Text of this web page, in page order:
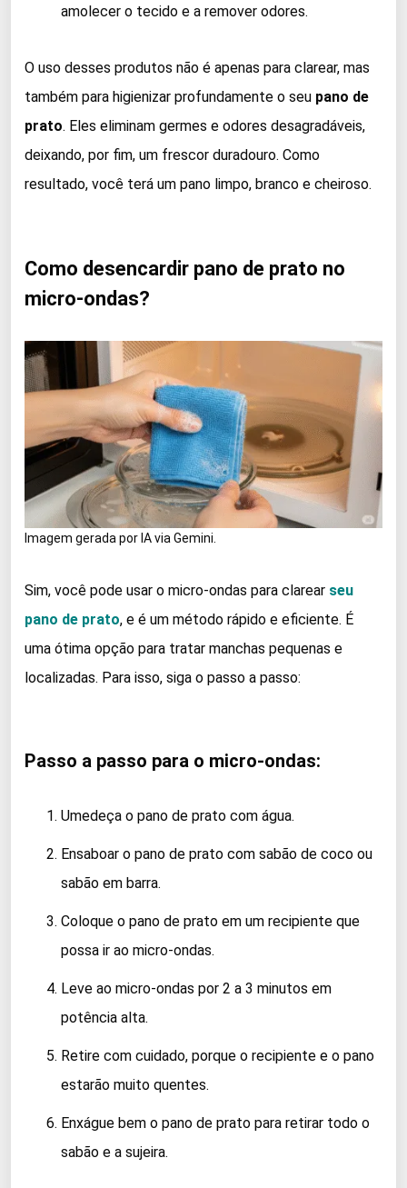
amolecer o tecido e a remover odores.
O uso desses produtos não é apenas para clarear, mas
também para higienizar profundamente o seu pano de
prato. Eles eliminam germes e odores desagradáveis,
deixando, por fim, um frescor duradouro. Como
resultado, você terá um pano limpo, branco e cheiroso.
Como desencardir pano de prato no
micro-ondas?
Imagem gerada por IA via Gemini.
Sim, você pode usar o micro-ondas para clarear seu
pano de prato, e é um método rápido e eficiente. É
uma ótima opção para tratar manchas pequenas e
localizadas. Para isso, siga o passo a passo:
Passo a passo para o micro-ondas:
Umedeça o pano de prato com água.
Ensaboar o pano de prato com sabão de coco ou
sabão em barra.
Coloque o pano de prato em um recipiente que
possa ir ao micro-ondas.
Leve ao micro-ondas por 2 a 3 minutos em
potência alta.
Retire com cuidado, porque o recipiente e o pano
estarão muito quentes.
Enxágue bem o pano de prato para retirar todo o
sabão e a sujeira.